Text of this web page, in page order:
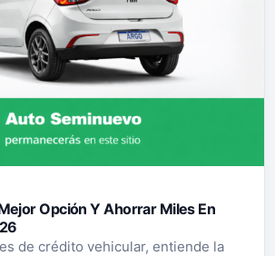
Opción Y Ahorrar Miles En
de crédito vehicular, entiende la